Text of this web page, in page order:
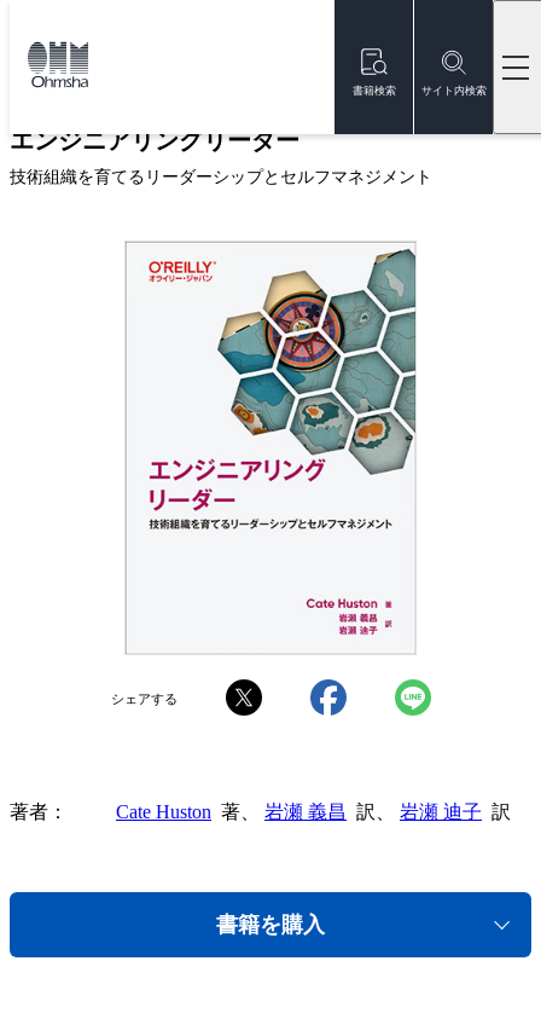
書籍検索 サイト内検索
トップ
エンジニアリングリーダー
技術組織を育てるリーダーシップとセルフマネジメント
シェアする
著者 Cate Huston 著、 岩瀬 義昌 訳、 岩瀬 迪子 訳
書籍を購入